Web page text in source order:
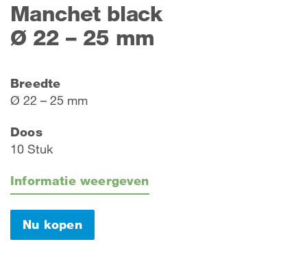
Manchet black
Ø 22 – 25 mm
Breedte
Ø 22 – 25 mm
Doos
10 Stuk
Informatie weergeven
Nu kopen